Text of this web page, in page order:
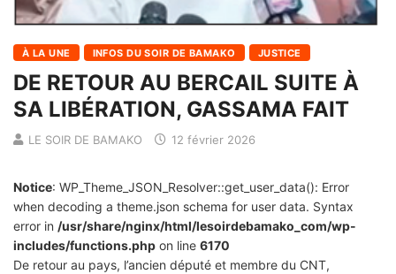
À LA UNE INFOS DU SOIR DE BAMAKO JUSTICE
DE RETOUR AU BERCAIL SUITE À
SA LIBÉRATION, GASSAMA FAIT
LE SOIR DE BAMAKO 12 février 2026
Notice: WP_Theme_JSON_Resolver::get_user_data(): Error
when decoding a theme.json schema for user data. Syntax
error in /usr/share/nginx/html/lesoirdebamako_com/wp-
includes/functions.php on line 6170
De retour au pays, l’ancien député et membre du CNT,